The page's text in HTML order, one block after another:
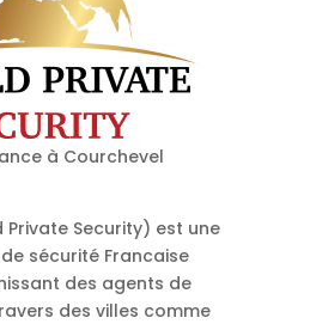
à Courchevel
Private Security) est une
sécurité Francaise
des agents de
des villes comme